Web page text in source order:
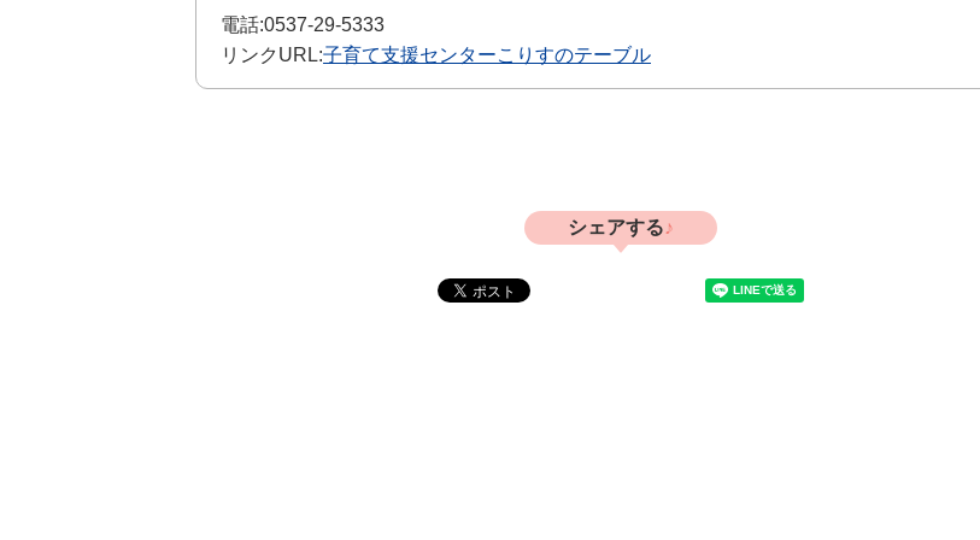
電話:0537-29-5333
リンクURL:子育て支援センターこりすのテーブル
シェアする